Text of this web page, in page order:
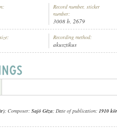
Record number, sticker
number:
3008 b, 2679
Recording method:
akusztikus
; Composer: Sajó Géza; Date of publication: 1910